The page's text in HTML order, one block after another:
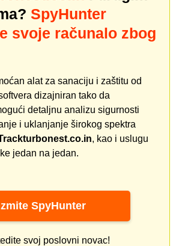
SpyHunter
svoje računalo zbog
alat za sanaciju i zaštitu od
dizajniran tako da
detaljnu analizu sigurnosti
i uklanjanje širokog spektra
, kao i uslugu
jedan na jedan.
SpyHunter
svoj poslovni novac!